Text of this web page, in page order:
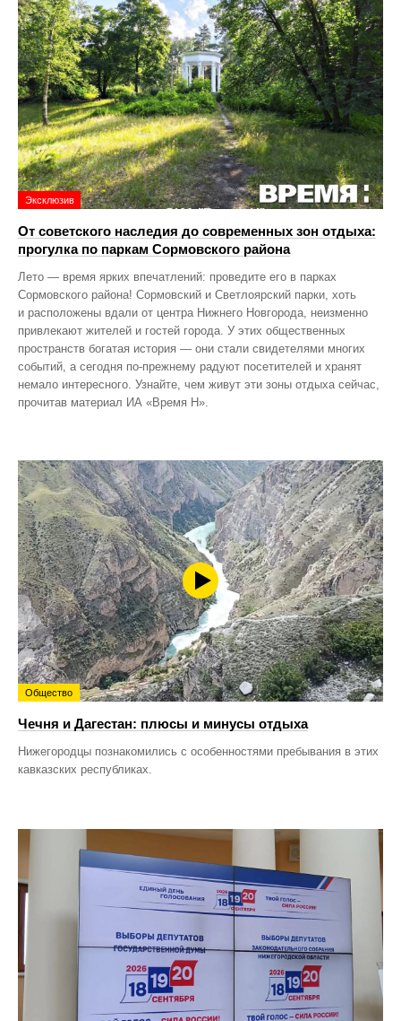
Эксклюзив
От советского наследия до современных зон отдыха:
прогулка по паркам Сормовского района
Лето — время ярких впечатлений: проведите его в парках
Сормовского района! Сормовский и Светлоярский парки, хоть
и расположены вдали от центра Нижнего Новгорода, неизменно
привлекают жителей и гостей города. У этих общественных
пространств богатая история — они стали свидетелями многих
событий, а сегодня по‑прежнему радуют посетителей и хранят
немало интересного. Узнайте, чем живут эти зоны отдыха сейчас,
прочитав материал ИА «Время Н».
Общество
Чечня и Дагестан: плюсы и минусы отдыха
Нижегородцы познакомились с особенностями пребывания в этих
кавказских республиках.